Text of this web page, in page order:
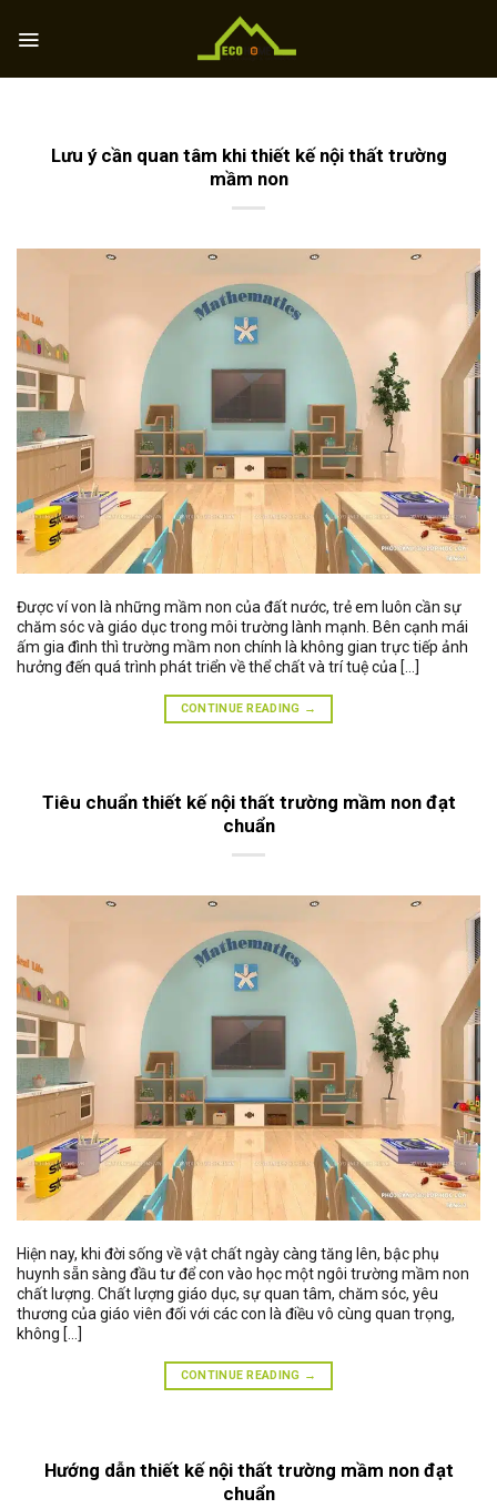
content
Lưu ý cần quan tâm khi thiết kế nội thất trường
mầm non
Được ví von là những mầm non của đất nước, trẻ em luôn cần sự
chăm sóc và giáo dục trong môi trường lành mạnh. Bên cạnh mái
ấm gia đình thì trường mầm non chính là không gian trực tiếp ảnh
hưởng đến quá trình phát triển về thể chất và trí tuệ của […]
CONTINUE READING →
Tiêu chuẩn thiết kế nội thất trường mầm non đạt
chuẩn
Hiện nay, khi đời sống về vật chất ngày càng tăng lên, bậc phụ
huynh sẵn sàng đầu tư để con vào học một ngôi trường mầm non
chất lượng. Chất lượng giáo dục, sự quan tâm, chăm sóc, yêu
thương của giáo viên đối với các con là điều vô cùng quan trọng,
không […]
CONTINUE READING →
Hướng dẫn thiết kế nội thất trường mầm non đạt
chuẩn